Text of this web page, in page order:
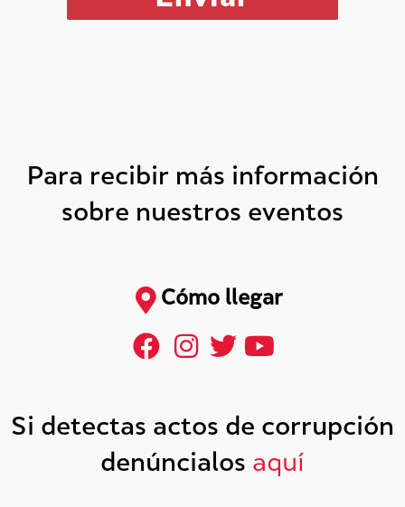
Para recibir más información
sobre nuestros eventos
Cómo llegar
Si detectas actos de corrupción
denúncialos aquí